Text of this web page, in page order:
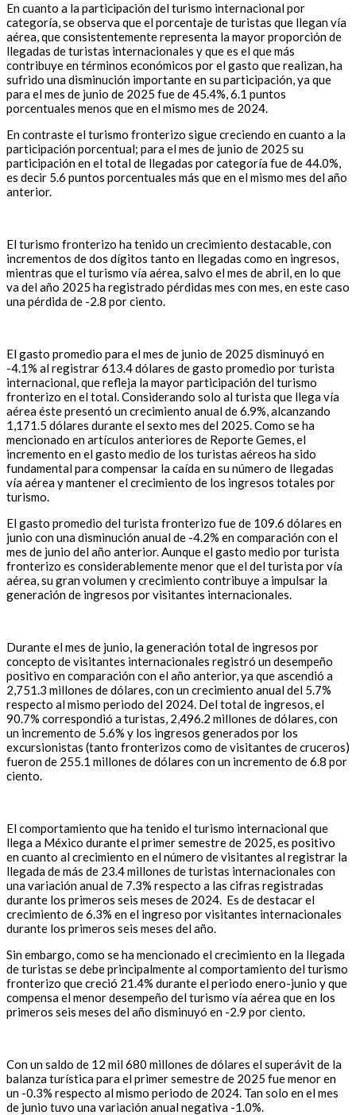
En cuanto a la participación del turismo internacional por
categoría, se observa que el porcentaje de turistas que llegan vía
aérea, que consistentemente representa la mayor proporción de
llegadas de turistas internacionales y que es el que más
contribuye en términos económicos por el gasto que realizan, ha
sufrido una disminución importante en su participación, ya que
para el mes de junio de 2025 fue de 45.4%, 6.1 puntos
porcentuales menos que en el mismo mes de 2024.
En contraste el turismo fronterizo sigue creciendo en cuanto a la
participación porcentual; para el mes de junio de 2025 su
participación en el total de llegadas por categoría fue de 44.0%,
es decir 5.6 puntos porcentuales más que en el mismo mes del año
anterior.
El turismo fronterizo ha tenido un crecimiento destacable, con
incrementos de dos dígitos tanto en llegadas como en ingresos,
mientras que el turismo vía aérea, salvo el mes de abril, en lo que
va del año 2025 ha registrado pérdidas mes con mes, en este caso
una pérdida de -2.8 por ciento.
El gasto promedio para el mes de junio de 2025 disminuyó en
-4.1% al registrar 613.4 dólares de gasto promedio por turista
internacional, que refleja la mayor participación del turismo
fronterizo en el total. Considerando solo al turista que llega vía
aérea éste presentó un crecimiento anual de 6.9%, alcanzando
1,171.5 dólares durante el sexto mes del 2025. Como se ha
mencionado en artículos anteriores de Reporte Gemes, el
incremento en el gasto medio de los turistas aéreos ha sido
fundamental para compensar la caída en su número de llegadas
vía aérea y mantener el crecimiento de los ingresos totales por
turismo.
El gasto promedio del turista fronterizo fue de 109.6 dólares en
junio con una disminución anual de -4.2% en comparación con el
mes de junio del año anterior. Aunque el gasto medio por turista
fronterizo es considerablemente menor que el del turista por vía
aérea, su gran volumen y crecimiento contribuye a impulsar la
generación de ingresos por visitantes internacionales.
Durante el mes de junio, la generación total de ingresos por
concepto de visitantes internacionales registró un desempeño
positivo en comparación con el año anterior, ya que ascendió a
2,751.3 millones de dólares, con un crecimiento anual del 5.7%
respecto al mismo periodo del 2024. Del total de ingresos, el
90.7% correspondió a turistas, 2,496.2 millones de dólares, con
un incremento de 5.6% y los ingresos generados por los
excursionistas (tanto fronterizos como de visitantes de cruceros)
fueron de 255.1 millones de dólares con un incremento de 6.8 por
ciento.
El comportamiento que ha tenido el turismo internacional que
llega a México durante el primer semestre de 2025, es positivo
en cuanto al crecimiento en el número de visitantes al registrar la
llegada de más de 23.4 millones de turistas internacionales con
una variación anual de 7.3% respecto a las cifras registradas
durante los primeros seis meses de 2024. Es de destacar el
crecimiento de 6.3% en el ingreso por visitantes internacionales
durante los primeros seis meses del año.
Sin embargo, como se ha mencionado el crecimiento en la llegada
de turistas se debe principalmente al comportamiento del turismo
fronterizo que creció 21.4% durante el periodo enero-junio y que
compensa el menor desempeño del turismo vía aérea que en los
primeros seis meses del año disminuyó en -2.9 por ciento.
Con un saldo de 12 mil 680 millones de dólares el superávit de la
balanza turística para el primer semestre de 2025 fue menor en
un -0.3% respecto al mismo periodo de 2024. Tan solo en el mes
de junio tuvo una variación anual negativa -1.0%.